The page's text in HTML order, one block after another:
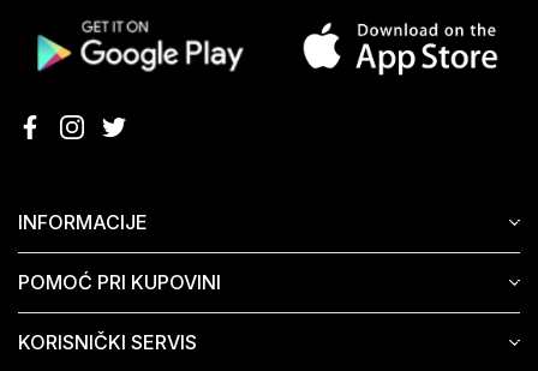
INFORMACIJE
POMOĆ PRI KUPOVINI
KORISNIČKI SERVIS